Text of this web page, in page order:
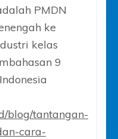
PMDN
ke
kelas
9
blog/tantangan-
cara-